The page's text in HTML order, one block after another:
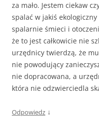
za mało. Jestem ciekaw
spalać w jakiś
spalarnie śmieci i
że to jest całkowicie nie
urzędnicy twierdzą, że
nie powodujący
nie dopracowana, a
która nie odzwierciedla
Odpowiedz ↓